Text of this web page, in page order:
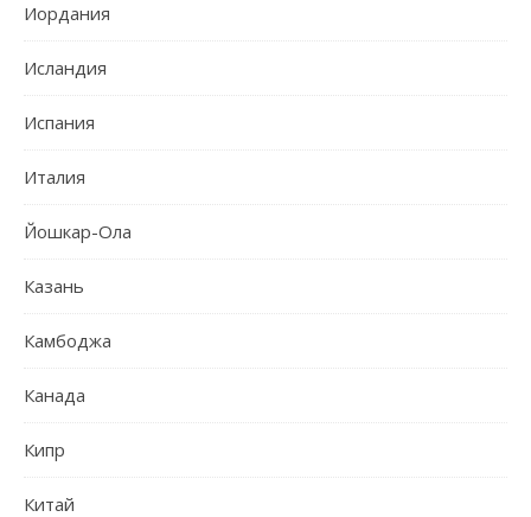
Иордания
Исландия
Испания
Италия
Йошкар-Ола
Казань
Камбоджа
Канада
Кипр
Китай